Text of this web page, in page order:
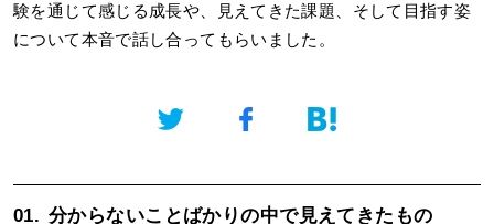
験を通じて感じる成長や、見えてきた課題、そして目指す姿
について本音で話し合ってもらいました。
01. 分からないことばかりの中で見えてきたもの